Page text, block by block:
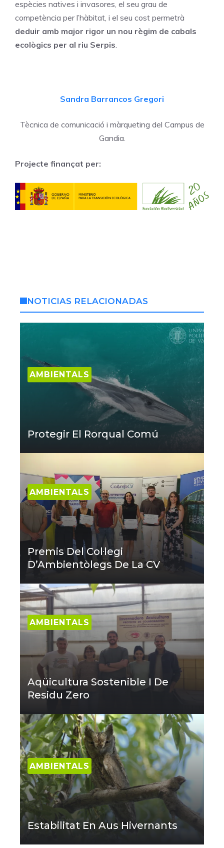
espècies natives i invasores, el seu grau de
competència per l’hàbitat, i el seu cost permetrà
deduir amb major rigor un nou règim de cabals
ecològics per al riu Serpis
Sandra Barrancos Gregori
Tècnica de comunicació i màrqueting del Campus de
Gandia.
Projecte finançat per:
NOTICIAS RELACIONADAS
AMBIENTALS
Protegir El Rorqual Comú
AMBIENTALS
Premis Del Col·legi
D’Ambientòlegs De La CV
AMBIENTALS
Aqüicultura Sostenible I De
Residu Zero
AMBIENTALS
Estabilitat En Aus Hivernants